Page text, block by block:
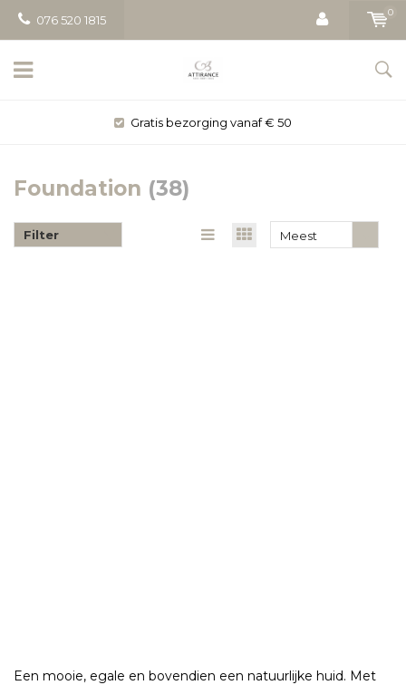
076 520 1815
0
Gratis bezorging vanaf € 50
Foundation (38)
Filter
Meest
Een mooie, egale en bovendien een natuurlijke huid. Met